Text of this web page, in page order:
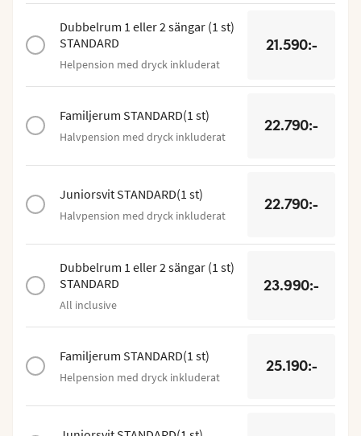
Dubbelrum 1 eller 2 sängar
STANDARD
(1 st)
Helpension med dryck inkluderat
21.590:-
Familjerum STANDARD(1 st)
Halvpension med dryck inkluderat
22.790:-
Juniorsvit STANDARD(1 st)
Halvpension med dryck inkluderat
22.790:-
Dubbelrum 1 eller 2 sängar
STANDARD
(1 st)
All inclusive
23.990:-
Familjerum STANDARD(1 st)
Helpension med dryck inkluderat
25.190:-